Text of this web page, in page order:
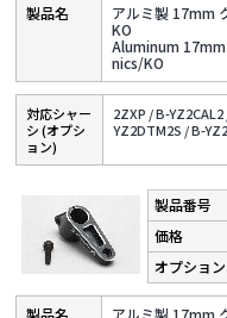
アルミ製 17mm
KO
Aluminum
nics/KO
対応シャー
シ (オプシ
ョン)
2ZXP /B-YZ2CAL2
YZ2DTM2S /B-
アルミ製 17mm